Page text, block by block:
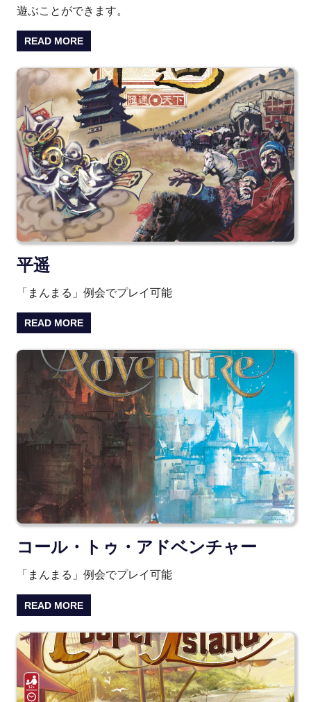
遊ぶことができます。
READ MORE
平遥
「まんまる」例会でプレイ可能
READ MORE
コール・トゥ・アドベンチャー
「まんまる」例会でプレイ可能
READ MORE